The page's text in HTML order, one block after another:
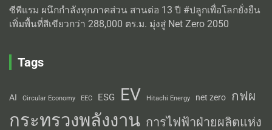
ซีพีแรม ผนึกกำลังทุกภาคส่วน สานต่อ 13 ปี #ปลูกเพื่อโลกยั่งยืน
เพิ่มพื้นที่สีเขียวกว่า 288,000 ตร.ม. มุ่งสู่ Net Zero 2050
Tags
AI Circular Economy EEC ESG EV Hitachi Energy net zero กฟผ
กระทรวงพลังงาน การไฟฟ้าฝ่ายผลิตแห่ง